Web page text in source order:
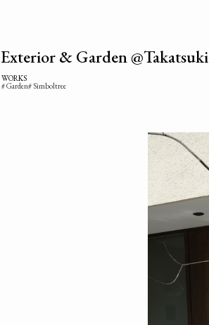
Exterior & Garden @Takatsuki
WORKS
Garden Simboltree